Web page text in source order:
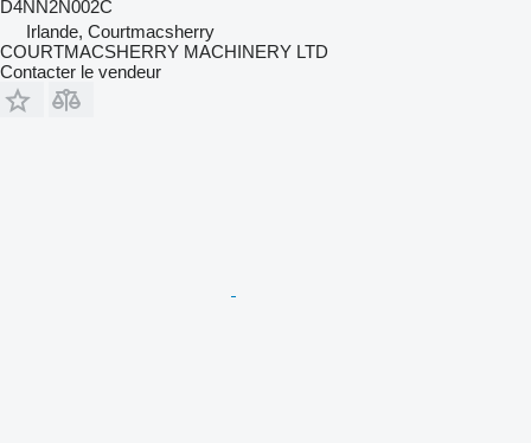
D4NN2N002C
Irlande, Courtmacsherry
COURTMACSHERRY MACHINERY LTD
Contacter le vendeur